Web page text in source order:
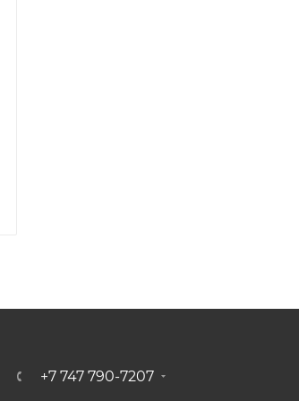
+7 747 790-7207